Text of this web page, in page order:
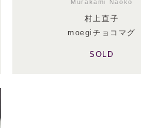
Murakami Naoko
村上直子
moegiチョコマグ
SOLD